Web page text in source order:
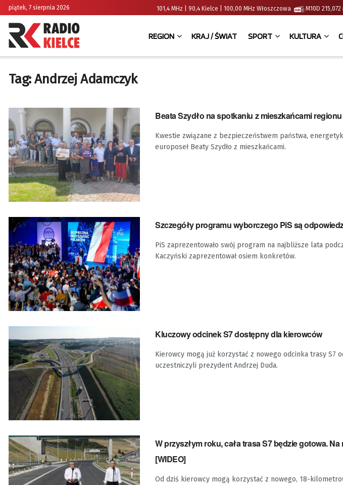
piątek, 7 sierpnia 2026 101,4 MHz | 90,4 Kielce | 100,00 MHz Włoszczowa M10D
REGION KRAJ / ŚWIAT SPORT KULTURA
Tag:Andrzej Adamczyk
Beata Szydło na spotkaniu z mieszkańcami regionu
Kwestie związane z bezpieczeństwem państwa,
europoseł Beaty Szydło z mieszkańcami.
Szczegóły programu wyborczego PiS są
PiS zaprezentowało swój program na najbliższe lata
Kaczyński zaprezentował osiem konkretów.
Kluczowy odcinek S7 dostępny dla kierowców
Kierowcy mogą już korzystać z nowego odcinka trasy S7
uczestniczyli prezydent Andrzej Duda.
W przyszłym roku, cała trasa S7 będzie gotowa.
[WIDEO]
Od dziś kierowcy mogą korzystać z nowego, 18-